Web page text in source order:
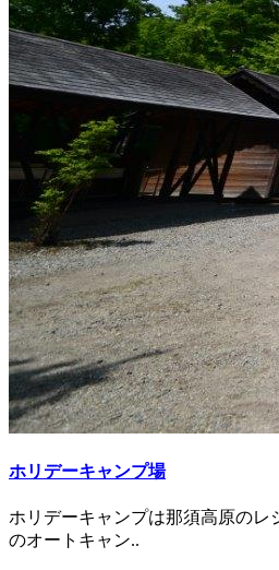
ホリデーキャンプ場
ホリデーキャンプは那須高原のレ
のオートキャン..